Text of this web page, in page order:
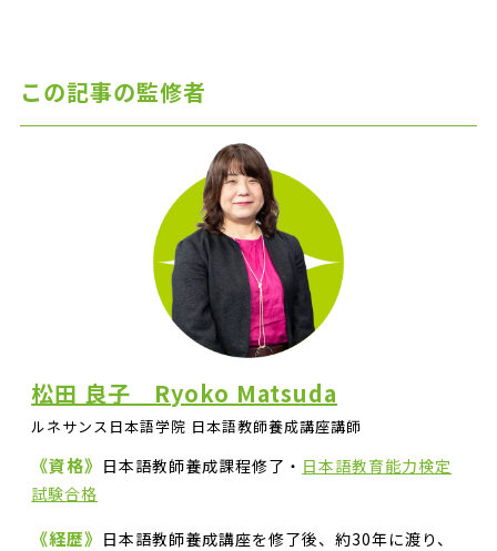
この記事の監修者
松田 良子 Ryoko Matsuda
ルネサンス日本語学院 日本語教師養成講座講師
《資格》 日本語教師養成課程修了・ 日本語教育能力検定
試験合格
《経歴》 日本語教師養成講座を修了後、約30年に渡り、